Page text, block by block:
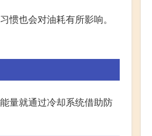
也会对油耗有所影响。
量就通过冷却系统借助防